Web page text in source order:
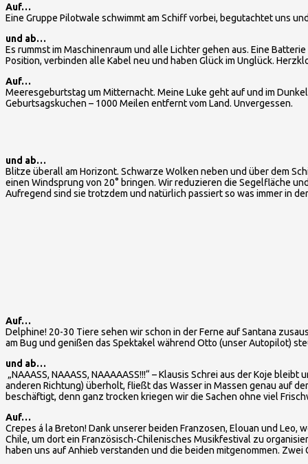
Auf…
Eine Gruppe Pilotwale schwimmt am Schiff vorbei, begutachtet uns
und ab…
Es rummst im Maschinenraum und alle Lichter gehen aus. Eine
Position, verbinden alle Kabel neu und haben Glück im Unglück.
Auf…
Meeresgeburtstag um Mitternacht. Meine Luke geht auf und im
Geburtsagskuchen – 1000 Meilen entfernt vom Land. Unvergessen.
und ab…
Blitze überall am Horizont. Schwarze Wolken neben und über dem
einen Windsprung von 20° bringen. Wir reduzieren die Segelfläche
Aufregend sind sie trotzdem und natürlich passiert so was immer in
Auf…
Delphine! 20-30 Tiere sehen wir schon in der Ferne auf Santana
am Bug und genißen das Spektakel während Otto (unser Autopilot)
und ab…
„NAAASS, NAAASS, NAAAAASS!!!“ – Klausis Schrei aus der Koje
anderen Richtung) überholt, fließt das Wasser in Massen genau auf
beschäftigt, denn ganz trocken kriegen wir die Sachen ohne viel
Auf…
Crepes á la Breton! Dank unserer beiden Franzosen, Elouan und
Chile, um dort ein Französisch-Chilenisches Musikfestival zu
haben uns auf Anhieb verstanden und die beiden mitgenommen.